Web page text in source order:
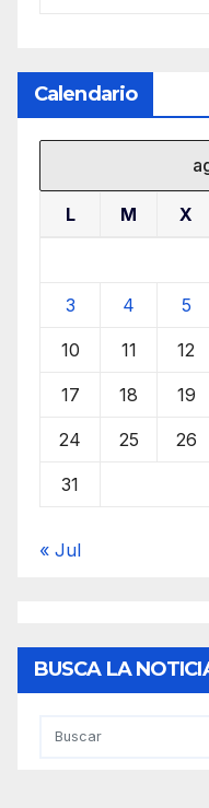
Calendario
L M X
3 4 5
10 11 12
17 18 19
24 25 26
31
« Jul
BUSCA LA